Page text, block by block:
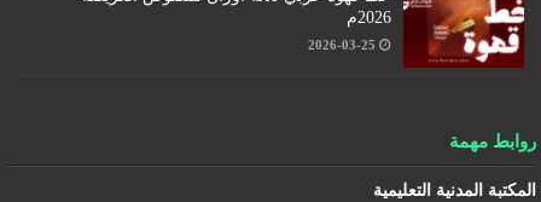
2026م
2026-03-25
روابط مهمة
المكتبة المدنية التعليمية